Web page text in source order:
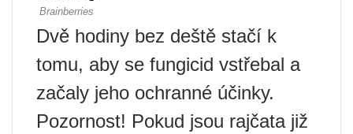
Dvě hodiny bez deště stačí k
tomu, aby se fungicid vstřebal a
začaly jeho ochranné účinky.
Pozornost! Pokud jsou rajčata již